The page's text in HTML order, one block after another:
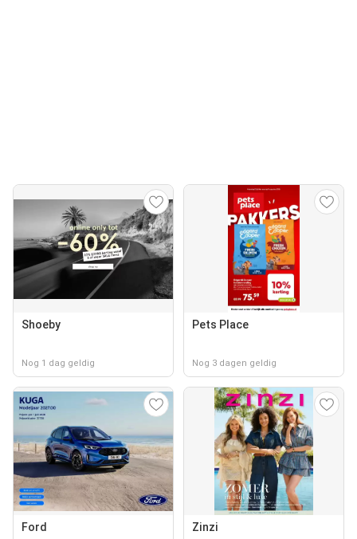
Shoeby
Nog 1 dag geldig
Pets Place
Nog 3 dagen geldig
Ford Zinzi